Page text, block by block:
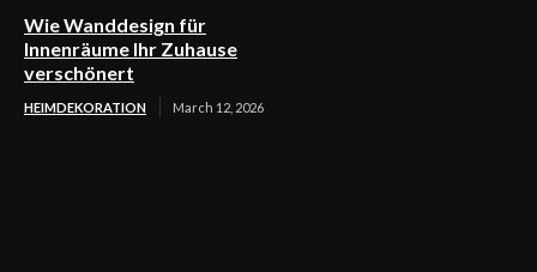
Wie Wanddesign für
Innenräume Ihr Zuhause
verschönert
HEIMDEKORATION March 12, 2026